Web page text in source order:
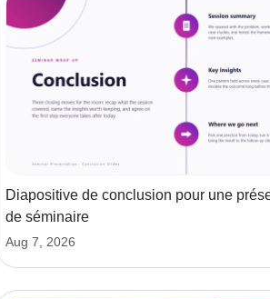
Diapositive de conclusion pour une
de séminaire
Aug 7, 2026